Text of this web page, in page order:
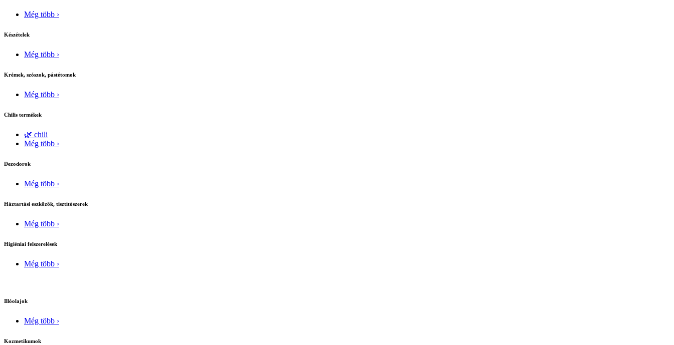
Még több ›
Készételek
Még több ›
Krémek, szószok, pástétomok
Még több ›
Chilis termékek
🌿 chili
Még több ›
Dezodorok
Még több ›
Háztartási eszközök, tisztítószerek
Még több ›
Higiéniai felszerelések
Még több ›
Illóolajok
Még több ›
Kozmetikumok